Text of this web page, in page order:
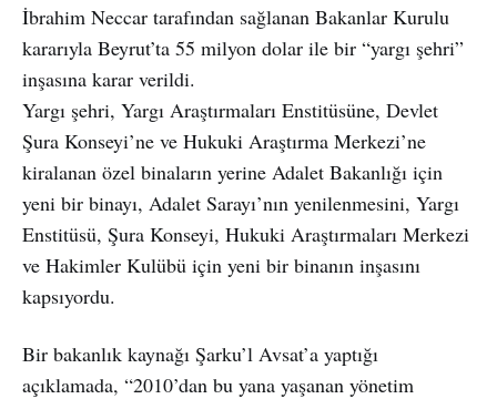
İbrahim Neccar tarafından sağlanan Bakanlar Kurulu
kararıyla Beyrut’ta 55 milyon dolar ile bir “yargı şehri”
inşasına karar verildi.
Yargı şehri, Yargı Araştırmaları Enstitüsüne, Devlet
Şura Konseyi’ne ve Hukuki Araştırma Merkezi’ne
kiralanan özel binaların yerine Adalet Bakanlığı için
yeni bir binayı, Adalet Sarayı’nın yenilenmesini, Yargı
Enstitüsü, Şura Konseyi, Hukuki Araştırmaları Merkezi
ve Hakimler Kulübü için yeni bir binanın inşasını
kapsıyordu.
Bir bakanlık kaynağı Şarku’l Avsat’a yaptığı
açıklamada, “2010’dan bu yana yaşanan yönetim